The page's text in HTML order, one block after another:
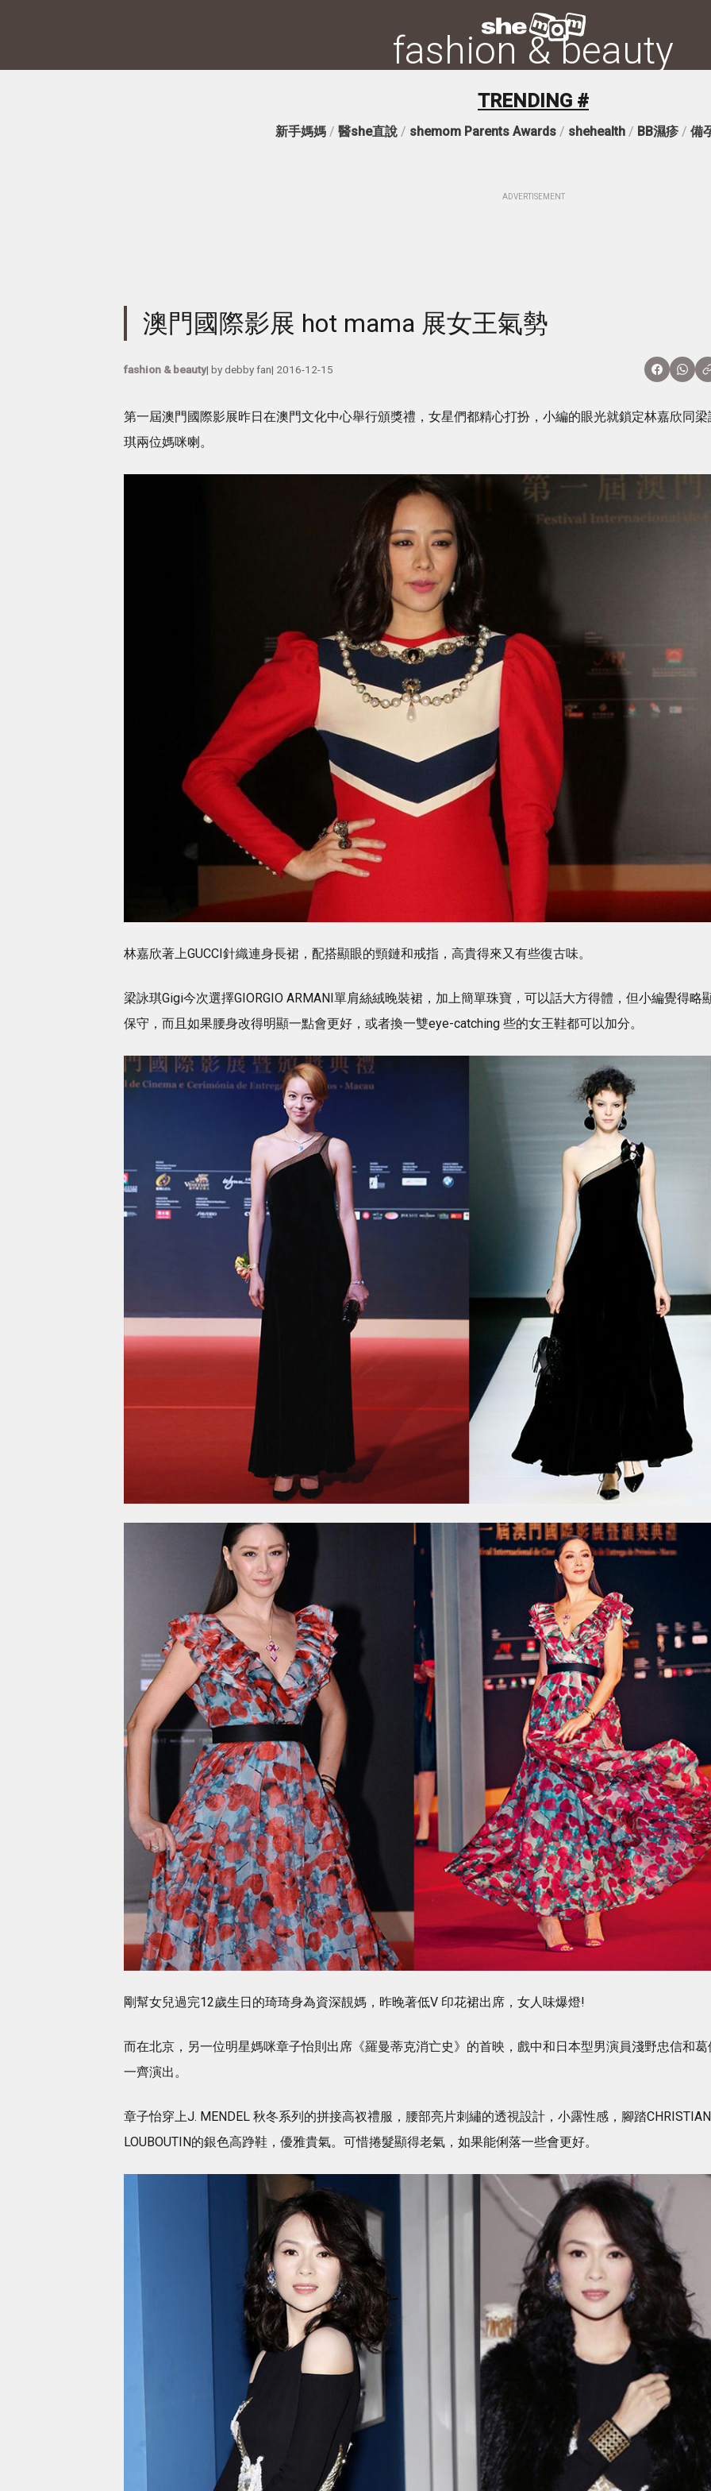
fashion & beauty
TRENDING #
新手媽媽 / 醫she直說 / shemom Parents Awards / shehealth / BB濕疹 / 備
ADVERTISEMENT
澳門國際影展 hot mama 展女王氣勢
fashion & beauty| bydebby fan| 2016-12-15
第一屆澳門國際影展昨日在澳門文化中心舉行頒獎禮，女星們都精心打扮，小編的眼光就鎖定林嘉欣同梁
琪兩位媽咪喇。
林嘉欣著上GUCCI針織連身長裙，配搭顯眼的頸鏈和戒指，高貴得來又有些復古味。
梁詠琪Gigi今次選擇GIORGIO ARMANI單肩絲絨晚裝裙，加上簡單珠寶，可以話大方得體，但小編覺得略
保守，而且如果腰身改得明顯一點會更好，或者換一雙eye-catching 些的女王鞋都可以加分。
剛幫女兒過完12歲生日的琦琦身為資深靚媽，昨晚著低V 印花裙出席，女人味爆燈!
而在北京，另一位明星媽咪章子怡則出席《羅曼蒂克消亡史》的首映，戲中和日本型男演員淺野忠信和葛
一齊演出。
章子怡穿上J. MENDEL 秋冬系列的拼接高衩禮服，腰部亮片刺繡的透視設計，小露性感，腳踏CHRISTIAN
LOUBOUTIN的銀色高踭鞋，優雅貴氣。可惜捲髮顯得老氣，如果能俐落一些會更好。